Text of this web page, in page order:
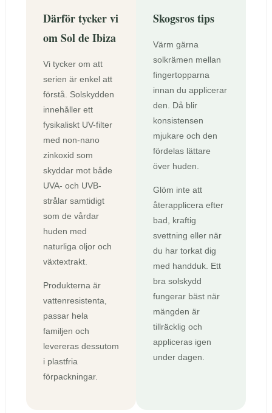
Därför tycker vi
om Sol de Ibiza
Vi tycker om att
serien är enkel att
förstå. Solskydden
innehåller ett
fysikaliskt UV-filter
med non-nano
zinkoxid som
skyddar mot både
UVA- och UVB-
strålar samtidigt
som de vårdar
huden med
naturliga oljor och
växtextrakt.
Produkterna är
vattenresistenta,
passar hela
familjen och
levereras dessutom
i plastfria
förpackningar.
Skogsros tips
Värm gärna
solkrämen mellan
fingertopparna
innan du applicerar
den. Då blir
konsistensen
mjukare och den
fördelas lättare
över huden.
Glöm inte att
återapplicera efter
bad, kraftig
svettning eller när
du har torkat dig
med handduk. Ett
bra solskydd
fungerar bäst när
mängden är
tillräcklig och
appliceras igen
under dagen.